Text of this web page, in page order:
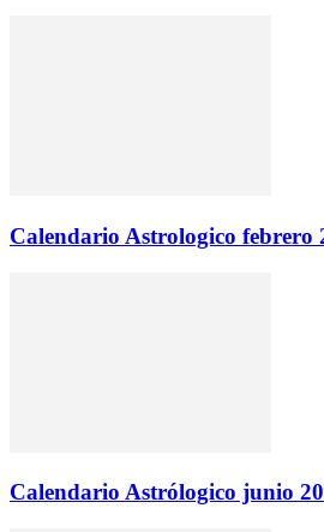
Calendario Astrologico febrero
Calendario Astrólogico junio